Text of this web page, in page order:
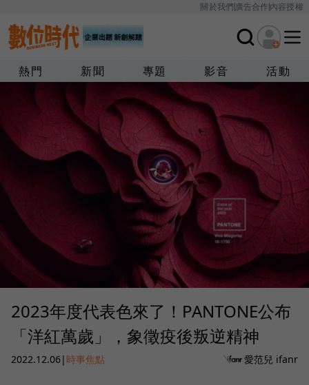
關於我們廣告合作內容授權
熱門 新聞 專題 影音 活動
2023年度代表色來了！PANTONE公布
「洋紅萬歲」，象徵疫後叛逆精神
2022.12.06| 時事焦點 愛范兒 ifanr